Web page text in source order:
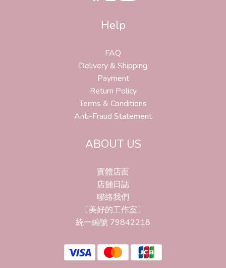
Help
FAQ
Delivery & Shipping
Payment
Return Policy
Terms & Conditions
Anti-Fraud Statement
ABOUT US
實體店面
店舖日誌
聯絡我們
〔美好的工作室〕
統一編號 79842218